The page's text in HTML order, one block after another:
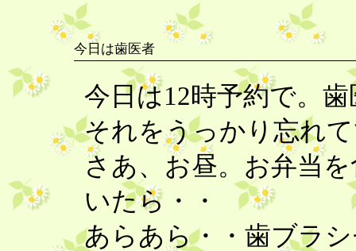
今日は歯医者
今日は12時予約で。
それをうっかり忘れ
さあ、お昼。お弁当
いたら・・
あらあら・・歯ブラ